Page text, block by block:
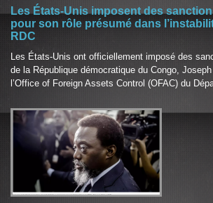
Les États-Unis imposent des
pour son rôle présumé dans
RDC
Les États-Unis ont officiellement imposé des
de la République démocratique du Congo,
l’Office of Foreign Assets Control (OFAC) du